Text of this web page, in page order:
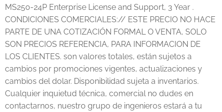
MS250-24P Enterprise License and Support, 3 Year .
CONDICIONES COMERCIALES:// ESTE PRECIO NO HACE
PARTE DE UNA COTIZACIÓN FORMAL O VENTA, SOLO
SON PRECIOS REFERENCIA, PARA INFORMACION DE
LOS CLIENTES. son valores totales, están sujetos a
cambios por promociones vigentes, actualizaciones y
cambios del dolar. Disponibilidad sujeta a inventarios.
Cualquier inquietud técnica, comercial no dudes en
contactarnos, nuestro grupo de ingenieros estará a tu